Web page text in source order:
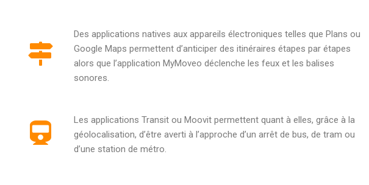
Des applications natives aux appareils électroniques telles que Plans ou
Google Maps permettent d’anticiper des itinéraires étapes par étapes
alors que l’application MyMoveo déclenche les feux et les balises
sonores.
Les applications Transit ou Moovit permettent quant à elles, grâce à la
géolocalisation, d’être averti à l’approche d’un arrêt de bus, de tram ou
d’une station de métro.